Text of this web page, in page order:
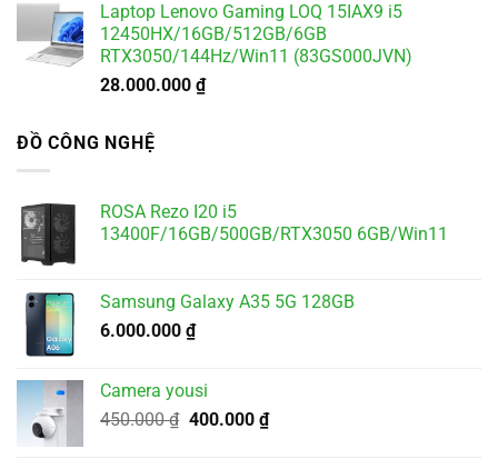
Laptop Lenovo Gaming LOQ 15IAX9 i5
12450HX/16GB/512GB/6GB
RTX3050/144Hz/Win11 (83GS000JVN)
28.000.000 ₫
ĐỒ CÔNG NGHỆ
ROSA Rezo I20 i5
13400F/16GB/500GB/RTX3050 6GB/Win11
Samsung Galaxy A35 5G 128GB
6.000.000 ₫
Camera yousi
450.000₫ Giá
400.000 ₫Giá